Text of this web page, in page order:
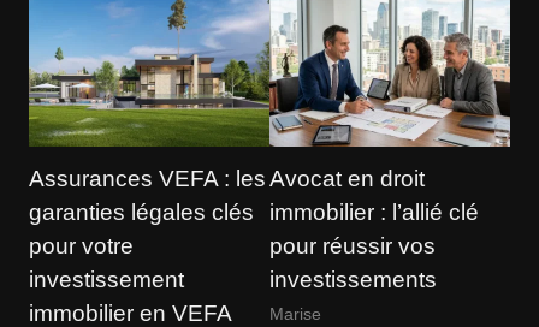
Assurances VEFA : les
garanties légales clés
pour votre
investissement
immobilier en VEFA
Avocat en droit
immobilier : l’allié clé
pour réussir vos
investissements
Marise